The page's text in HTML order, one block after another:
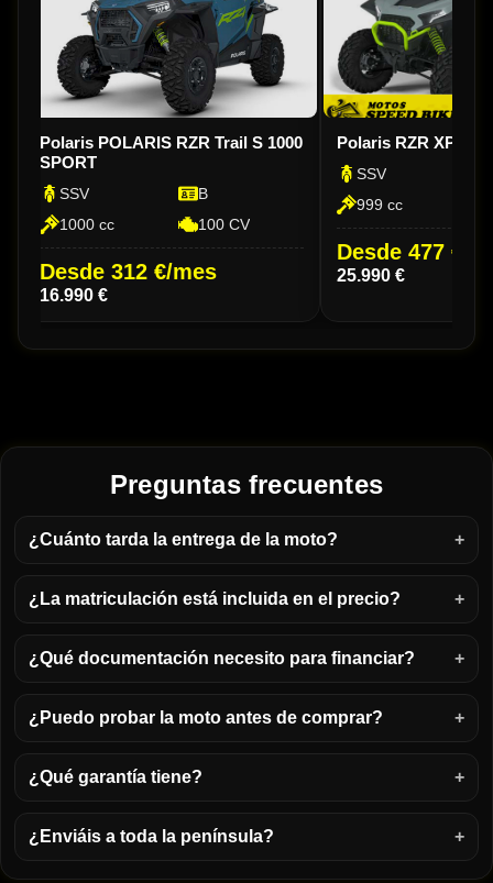
Polaris POLARIS RZR Trail S 1000
SPORT
SSV
B
1000 cc
100 CV
Desde 312 €/mes
16.990 €
Polaris RZR XP
SSV
999 cc
Desde 477 €/
25.990 €
Preguntas frecuentes
¿Cuánto tarda la entrega de la moto?
¿La matriculación está incluida en el precio?
¿Qué documentación necesito para financiar?
¿Puedo probar la moto antes de comprar?
¿Qué garantía tiene?
¿Enviáis a toda la península?